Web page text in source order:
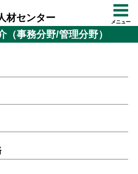
材センター メニュー
（事務分野/管理分野）